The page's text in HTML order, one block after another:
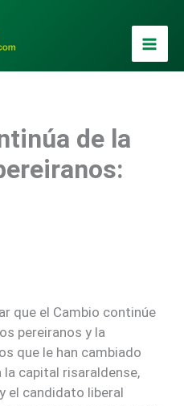
de la
que el Cambio continúe
pereiranos y la
que le han cambiado
capital risaraldense,
el candidato liberal